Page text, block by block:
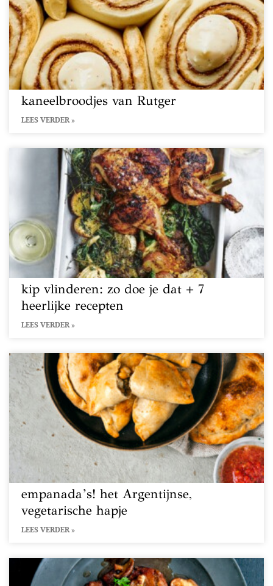
kaneelbroodjes van Rutger
LEES VERDER »
kip vlinderen: zo doe je dat + 7
heerlijke recepten
LEES VERDER »
empanada’s! het Argentijnse,
vegetarische hapje
LEES VERDER »